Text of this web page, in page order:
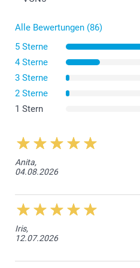
Alle Bewertungen (86)
5 Sterne
4 Sterne
3 Sterne
2 Sterne
1 Stern
Anita,
04.08.2026
Iris,
12.07.2026